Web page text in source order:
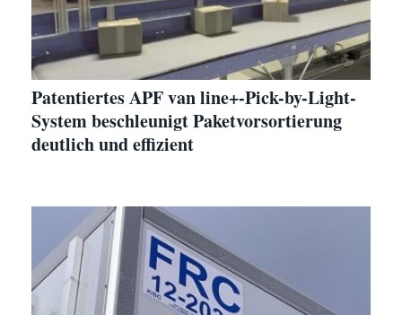
Patentiertes APF van line+-Pick-by-Light-
System beschleunigt Paketvorsortierung
deutlich und effizient